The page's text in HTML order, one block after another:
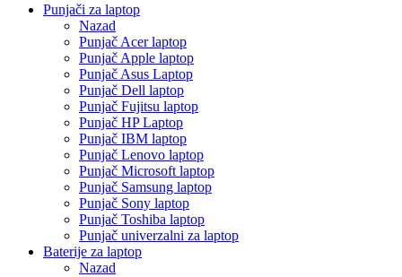
Punjači za laptop
Nazad
Punjač Acer laptop
Punjač Apple laptop
Punjač Asus Laptop
Punjač Dell laptop
Punjač Fujitsu laptop
Punjač HP Laptop
Punjač IBM laptop
Punjač Lenovo laptop
Punjač Microsoft laptop
Punjač Samsung laptop
Punjač Sony laptop
Punjač Toshiba laptop
Punjač univerzalni za laptop
Baterije za laptop
Nazad